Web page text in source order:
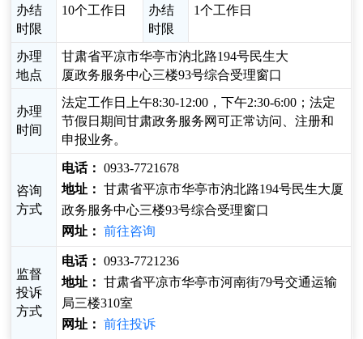
办结
时限
10个工作日
办结
时限
1个工作日
办理
地点
甘肃省平凉市华亭市汭北路194号民生大
厦政务服务中心三楼93号综合受理窗口
办理
时间
法定工作日上午8:30-12:00，下午2:30-6:00；法定
节假日期间甘肃政务服务网可正常访问、注册和
申报业务。
咨询
方式
电话： 0933-7721678
地址： 甘肃省平凉市华亭市汭北路194号民生大厦
政务服务中心三楼93号综合受理窗口
网址： 前往咨询
监督
投诉
方式
电话： 0933-7721236
地址： 甘肃省平凉市华亭市河南街79号交通运输
局三楼310室
网址： 前往投诉